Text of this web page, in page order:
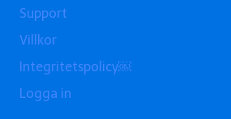
Support
Villkor
Integritetspolicy￼
Logga in